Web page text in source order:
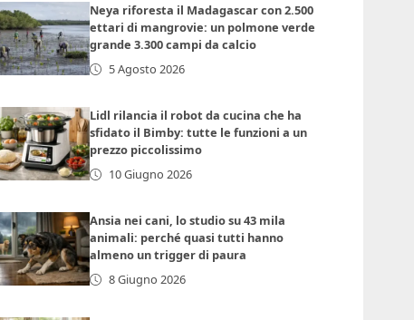
Neya riforesta il Madagascar con 2.500
ettari di mangrovie: un polmone verde
grande 3.300 campi da calcio
5 Agosto 2026
Lidl rilancia il robot da cucina che ha
sfidato il Bimby: tutte le funzioni a un
prezzo piccolissimo
10 Giugno 2026
Ansia nei cani, lo studio su 43 mila
animali: perché quasi tutti hanno
almeno un trigger di paura
8 Giugno 2026